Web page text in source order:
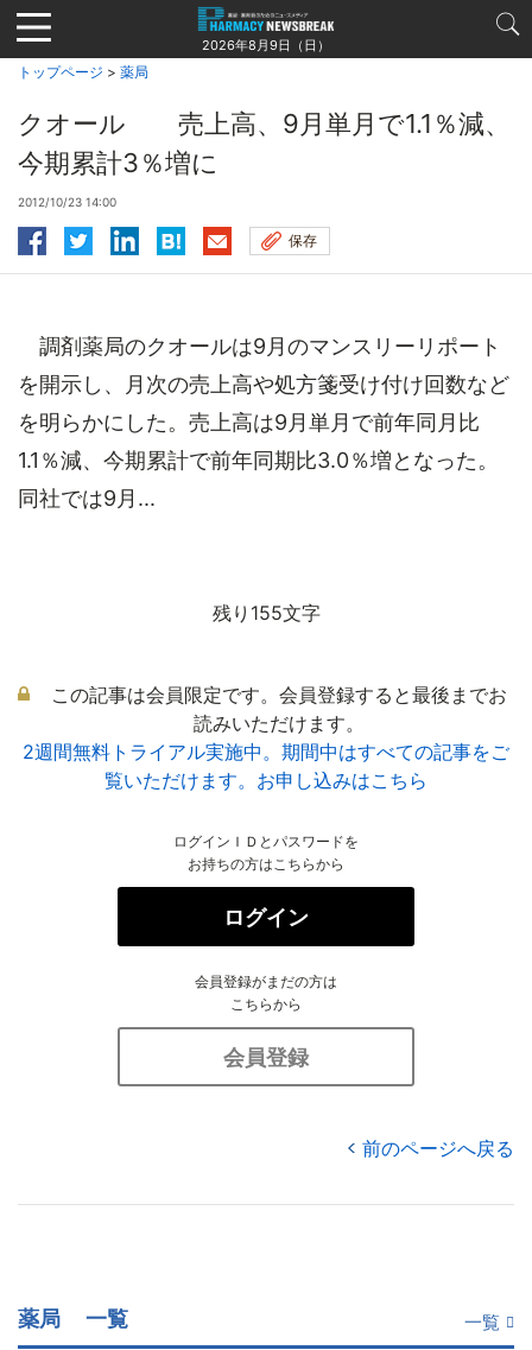
Jump
to
navigation
2026年8月9日（日）
トップページ > 薬局
クオール 売上高、9月単月で1.1％減、
今期累計3％増に
2012/10/23 14:00
保存
調剤薬局のクオールは9月のマンスリーリポート
を開示し、月次の売上高や処方箋受け付け回数など
を明らかにした。売上高は9月単月で前年同月比
1.1％減、今期累計で前年同期比3.0％増となった。
同社では9月...
残り155文字
この記事は会員限定です。会員登録すると最後までお
読みいただけます。
2週間無料トライアル実施中。期間中はすべての記事をご
覧いただけます。お申し込みはこちら
ログインＩＤとパスワードを
お持ちの方はこちらから
ログイン
会員登録がまだの方は
こちらから
会員登録
前のページへ戻る
薬局 一覧 一覧